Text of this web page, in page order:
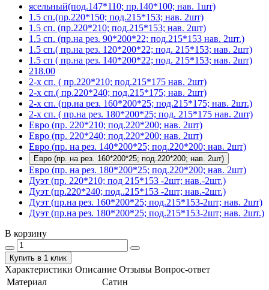
ясельный(под.147*110; пр.140*100; нав. 1шт)
1.5 сп.(пр.220*150; под.215*153; нав. 2шт)
1.5 сп. (пр.220*210; под.215*153; нав. 2шт)
1.5 сп. (пр.на рез. 90*200*22; под.215*153 нав. 2шт.)
1.5 сп.( пр.на рез. 120*200*22; под. 215*153; нав. 2шт)
1.5 сп ( пр.на рез. 140*200*22; под. 215*153; нав. 2шт)
218.00
2-х сп. ( пр.220*210; под.215*175 нав. 2шт)
2-х сп.( пр.220*240; под.215*175; нав. 2шт)
2-х сп. (пр.на рез. 160*200*25; под.215*175; нав. 2шт.)
2-х сп. ( пр.на рез. 180*200*25; под. 215*175 нав. 2шт)
Евро (пр. 220*210; под.220*200; нав. 2шт)
Евро (пр. 220*240; под.220*200; нав. 2шт)
Евро (пр. на рез. 140*200*25; под.220*200; нав. 2шт)
Евро (пр. на рез. 160*200*25; под.220*200; нав. 2шт)
Евро (пр. на рез. 180*200*25; под.220*200; нав. 2шт)
Дуэт (пр. 220*210; под 215*153 -2шт; нав.-2шт.)
Дуэт (пр.220*240; под..215*153 -2шт; нав.-2шт.)
Дуэт (пр.на рез. 160*200*25; под.215*153-2шт; нав. 2шт)
Дуэт (пр.на рез. 180*200*25; под.215*153-2шт; нав. 2шт.)
В корзину
Купить в 1 клик
Характеристики Описание Отзывы Вопрос-ответ
Материал
Сатин